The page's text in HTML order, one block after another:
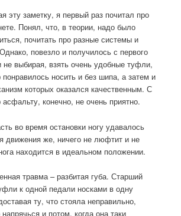
эту заметку, я первый раз почитал про
Понял, что, в теории, надо было
почитать про разные системы и
повезло и получилось с первого
не выбирая, взять очень удобные туфли,
носить и без шипа, а затем и
которых оказался качественным. С
конечно, не очень приятно.
во время остановки ногу удавалось
движения же, ничего не люфтит и не
находится в идеальном положении.
травма – разбитая губа. Старший
к одной педали носками в одну
ту, что стояла неправильно,
и потом, когда она таки